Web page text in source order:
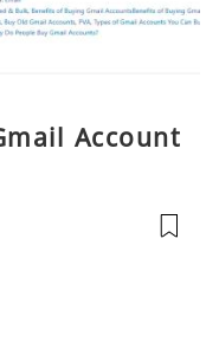
Account